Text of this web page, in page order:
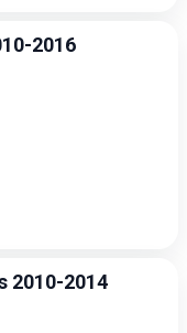
2016
2010-2014